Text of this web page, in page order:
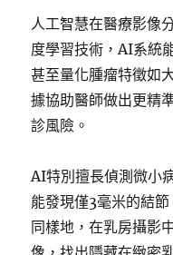
人工智慧在醫療影像
度學習技術，AI系統
甚至量化腫瘤特徵如
據協助醫師做出更精
診風險。
AI特別擅長偵測微小
能發現僅3毫米的結
同樣地，在乳房攝影